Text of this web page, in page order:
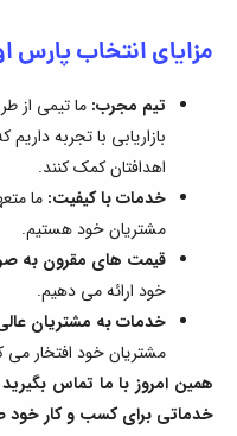
مزایای انتخاب پارس
تیم مجرب: ما تیمی از
بازاریابی با تجربه
اهدافتان کمک کنند.
خدمات با کیفیت: ما
مشتریان خود هستیم.
قیمت های مقرون به
خود ارائه می دهیم.
خدمات به مشتریان
مشتریان خود افتخار می
همین امروز با ما تماس
خدماتی برای کسب و کار خود